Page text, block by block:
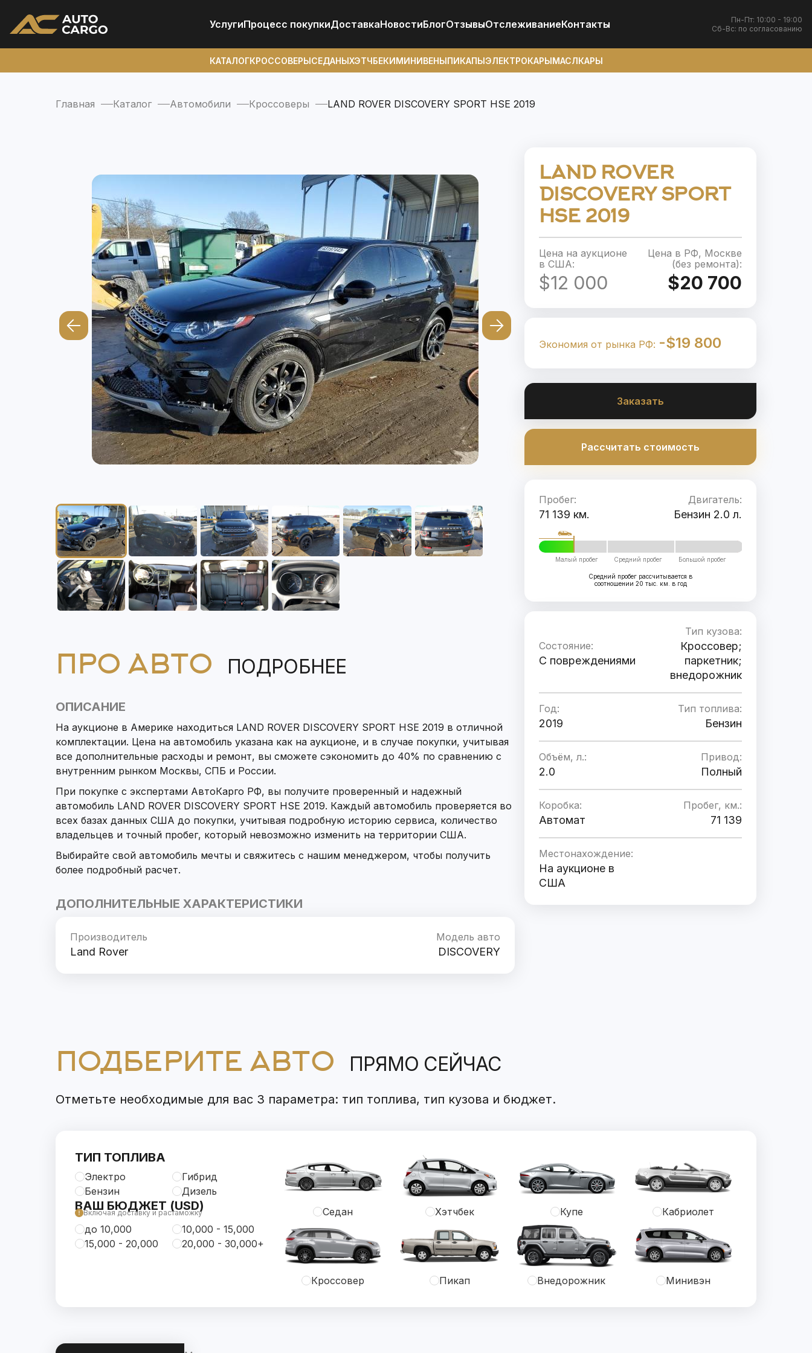
УслугиПроцесс покупкиДоставкаНовостиБлогОтзывыОтcлеживаниеКонтакты
Пн-Пт: 10:00 - 19:00
Сб-Вс: по согласованию
КАТАЛОГКРОССОВЕРЫСЕДАНЫХЭТЧБЕКИМИНИВЕНЫПИКАПЫЭЛЕКТРОКАРЫМАСЛКАРЫ
Главная Каталог Автомобили Кроссоверы LAND ROVER DISCOVERY SPORT HSE 2019
ПРО АВТО ПОДРОБНЕЕ
ОПИСАНИЕ
На аукционе в Америке находиться LAND ROVER DISCOVERY SPORT HSE 2019 в отличной
комплектации. Цена на автомобиль указана как на аукционе, и в случае покупки, учитывая
все дополнительные расходы и ремонт, вы сможете сэкономить до 40% по сравнению с
внутренним рынком Москвы, СПБ и России.
При покупке с экспертами АвтоКарго РФ, вы получите проверенный и надежный
автомобиль LAND ROVER DISCOVERY SPORT HSE 2019. Каждый автомобиль проверяется во
всех базах данных США до покупки, учитывая подробную историю сервиса, количество
владельцев и точный пробег, который невозможно изменить на территории США.
Выбирайте свой автомобиль мечты и свяжитесь с нашим менеджером, чтобы получить
более подробный расчет.
ДОПОЛНИТЕЛЬНЫЕ ХАРАКТЕРИСТИКИ
Производитель
Land Rover
Модель авто
DISCOVERY
LAND ROVER
DISCOVERY SPORT
HSE 2019
Цена на аукционе
в США:
$12 000
Цена в РФ, Москве
(без ремонта):
$20 700
Экономия от рынка РФ: -$19 800
Заказать
Рассчитать стоимость
Пробег:
71 139 км.
Двигатель:
Бензин 2.0 л.
Малый пробег Средний пробег Большой пробег
Средний пробег рассчитывается в
соотношении 20 тыс. км. в год
Состояние:
C повреждениями
Тип кузова:
Кроссовер;
паркетник;
внедорожник
Год:
2019
Тип топлива:
Бензин
Объём, л.:
2.0
Привод:
Полный
Коробка:
Автомат
Пробег, км.:
71 139
Местонахождение:
На аукционе в
США
ПОДБЕРИТЕ АВТО ПРЯМО СЕЙЧАС
Отметьте необходимые для вас 3 параметра: тип топлива, тип кузова и бюджет.
ТИП ТОПЛИВА
Электро
Гибрид
Бензин
Дизель
ВАШ БЮДЖЕТ (USD)
Включая доставку и растаможку
до 10,000
10,000 - 15,000
15,000 - 20,000
20,000 - 30,000+
Седан Хэтчбек Купе Кабриолет
Кроссовер Пикап Внедорожник Минивэн